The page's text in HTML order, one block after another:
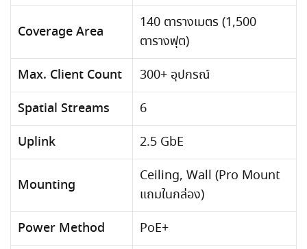
Coverage Area
140 ตารางเมตร (1,500
ตารางฟุต)
Max. Client Count
300+ อุปกรณ์
Spatial Streams
6
Uplink
2.5 GbE
Mounting
Ceiling, Wall (Pro Mount
แถมในกล่อง)
Power Method
PoE+